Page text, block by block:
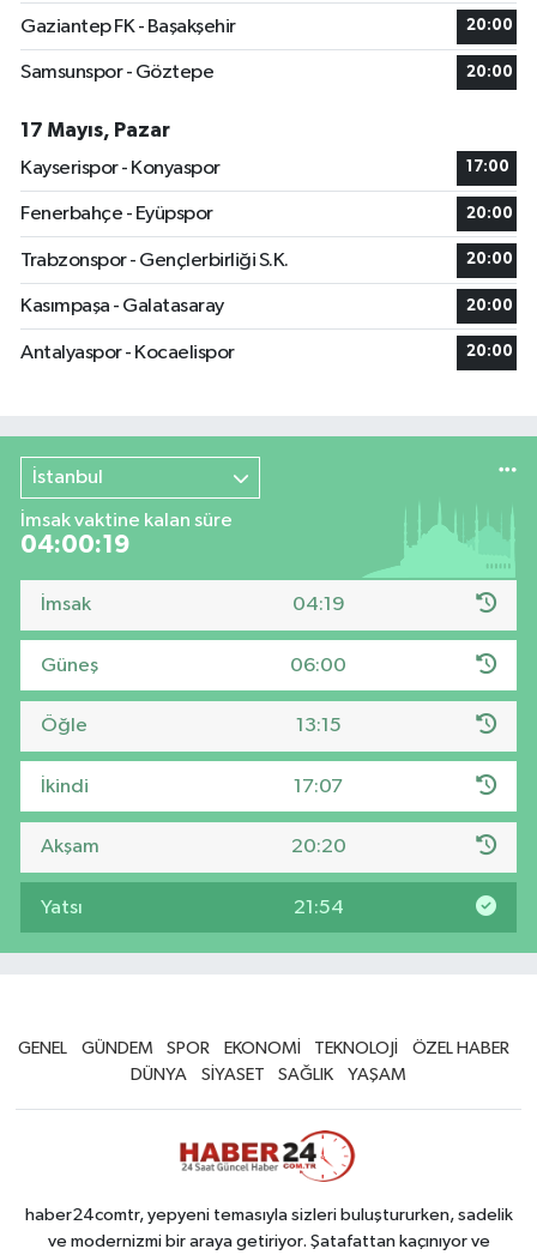
Gaziantep FK - Başakşehir 20:00
Samsunspor - Göztepe 20:00
17 Mayıs, Pazar
Kayserispor - Konyaspor
17:00
Fenerbahçe - Eyüpspor 20:00
Trabzonspor - Gençlerbirliği S.K. 20:00
Kasımpaşa - Galatasaray 20:00
Antalyaspor - Kocaelispor 20:00
İstanbul
İmsak vaktine kalan süre
04:00:18
İmsak 04:19
Güneş 06:00
Öğle 13:15
İkindi 17:07
Akşam 20:20
Yatsı 21:54
GENEL GÜNDEM SPOR EKONOMİ TEKNOLOJİ
ÖZEL HABER
DÜNYA
SİYASET SAĞLIK YAŞAM
haber24comtr, yepyeni temasıyla sizleri buluştururken, sadelik
ve modernizmi bir araya getiriyor. Şatafattan kaçınıyor ve